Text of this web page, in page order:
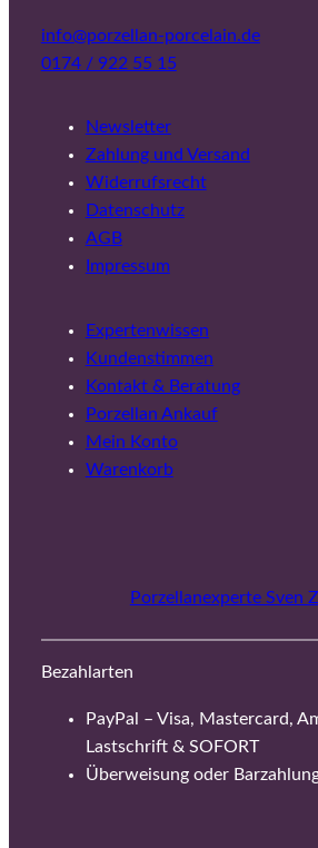
info@porzellan-porcelain.de
0174 / 922 55 15
Newsletter
Zahlung und Versand
Widerrufsrecht
Datenschutz
AGB
Impressum
Expertenwissen
Kundenstimmen
Kontakt & Beratung
Porzellan Ankauf
Mein Konto
Warenkorb
Porzellanexperte Sven
Bezahlarten
PayPal – Visa, Mastercard,
Lastschrift & SOFORT
Überweisung oder